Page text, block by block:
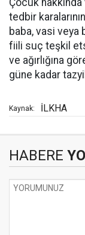
Çocuk
tedbir
baba, vasi veya
fiili suç teşkil
ve ağırlığına
güne kadar
Kaynak: İLKHA
HABERE